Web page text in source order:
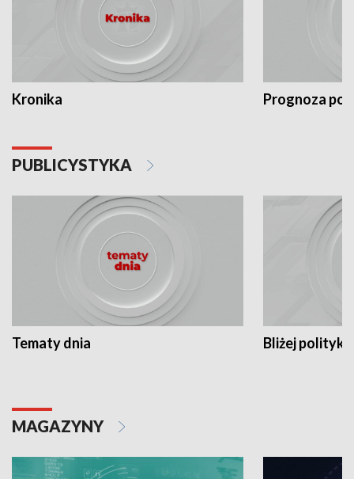
Kronika Prognoza
PUBLICYSTYKA
Tematy dnia Bliżej polityki
MAGAZYNY